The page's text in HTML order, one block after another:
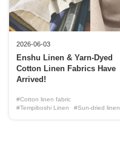
2026-06-03
Enshu Linen & Yarn-Dyed
Cotton Linen Fabrics Have
Arrived!
#Cotton linen fabric
#Tempiboshi Linen
#Sun-dried linen